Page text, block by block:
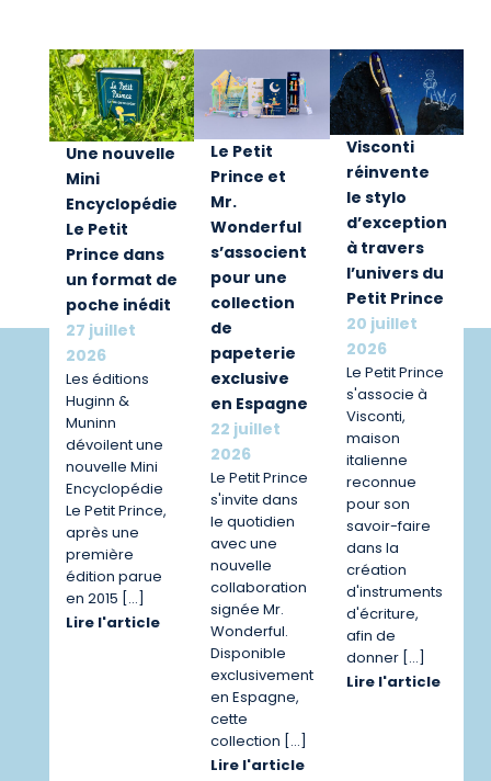
Une nouvelle
Mini
Encyclopédie
Le Petit
Prince dans
un format de
poche inédit
27 juillet
2026
Les éditions
Huginn &
Muninn
dévoilent une
nouvelle Mini
Encyclopédie
Le Petit Prince,
après une
première
édition parue
en 2015 […]
Lire l'article
Le Petit
Prince et
Mr.
Wonderful
s’associent
pour une
collection
de
papeterie
exclusive
en Espagne
22 juillet
2026
Le Petit Prince
s'invite dans
le quotidien
avec une
nouvelle
collaboration
signée Mr.
Wonderful.
Disponible
exclusivement
en Espagne,
cette
collection […]
Lire l'article
Visconti
réinvente
le stylo
d’exception
à travers
l’univers du
Petit Prince
20 juillet
2026
Le Petit Prince
s'associe à
Visconti,
maison
italienne
reconnue
pour son
savoir-faire
dans la
création
d'instruments
d'écriture,
afin de
donner […]
Lire l'article